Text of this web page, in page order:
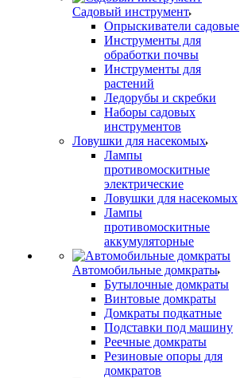
Садовый инструмент
Опрыскиватели садовые
Инструменты для
обработки почвы
Инструменты для
растений
Ледорубы и скребки
Наборы садовых
инструментов
Ловушки для насекомых
Лампы
противомоскитные
электрические
Ловушки для насекомых
Лампы
противомоскитные
аккумуляторные
Автомобильные домкраты
Бутылочные домкраты
Винтовые домкраты
Домкраты подкатные
Подставки под машину
Реечные домкраты
Резиновые опоры для
домкратов